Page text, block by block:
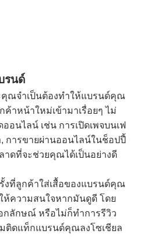
รนด์
ณจำเป็นต้องทำให้แบรนด์คุณ
ค้าหน้าใหม่เข้ามาเรื่อยๆ ไม่
อนไลน์ เช่น การเปิดเพจบนเฟ
การขายผ่านออนไลน์ในช็อปปี้
าดที่จะช่วยคุณได้เป็นอย่างดี
ที่ลูกค้าใส่เสื้อของแบรนด์คุณ
ห้ความสนใจหากมันดูดี โดย
กลักษณ์ หรือไม่ก็ทำการรีวิว
ติดแท็กแบรนด์คุณลงโซเชียล